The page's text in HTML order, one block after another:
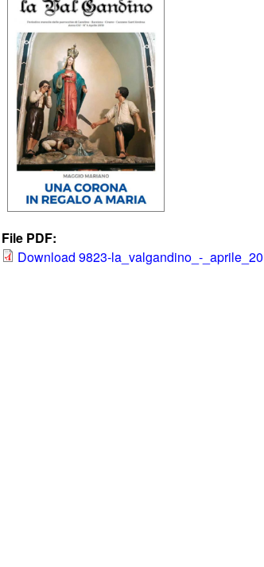
File PDF:
Download 9823-la_valgandino_-